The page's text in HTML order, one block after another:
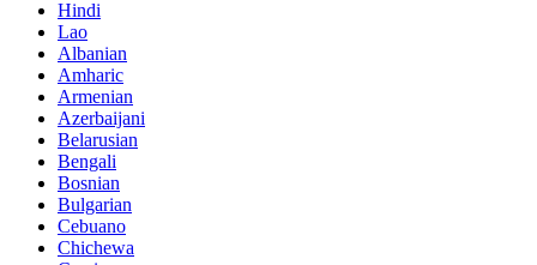
Hindi
Lao
Albanian
Amharic
Armenian
Azerbaijani
Belarusian
Bengali
Bosnian
Bulgarian
Cebuano
Chichewa